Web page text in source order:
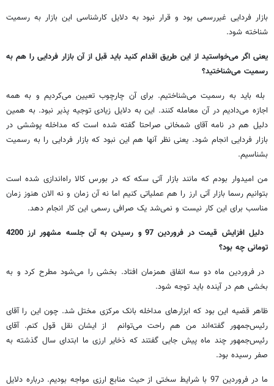
بازار فردایی غیررسمی بود و قرار نبود به دلایل کارشناسی این بازار به رسمیت
شناخته شود.
یعنی اگر می‌خواستید از این طریق اقدام کنید باید قبل از آن بازار فردایی را هم به
رسمیت می‌شناختید؟
بله باید به رسمیت می‌شناختیم. برای آن چارچوب تعیین می‌کردیم و به همه
اجازه می‌دادیم در آن معامله کنند. این به دلایل زیادی توجیه پذیر نبود. به همین
دلیل هم در نامه آقای شمخانی صراحتا گفته شده است که مداخله پوششی در
بازار فردایی انجام شود. یعنی نظر آنها هم این نبود که بازار فردایی را به رسمیت
بشناسیم.
من امیدوار بودم که مانند بازار آتی سکه که در بورس کالا راه‌اندازی شده است
بتوانیم رسما بازار آتی ارز را هم عملیاتی کنیم اما نه آن زمان و نه الان هنوز زمان
مناسب برای این کار نیست و نمی‌شد یک صرافی رسمی این کار انجام دهد.
دلیل افزایش قیمت در فروردین 97 و رسیدن به آن جلسه مشهور ارز 4200
تومانی چه بود؟
در فروردین ماه دو سه اتفاق همزمان افتاد. بخشی را می‌شود مطرح کرد و به
بخشی هم در آینده باید توجه شود.
ظاهر قضیه این بود که ابزارهای مداخله بانک مرکزی مختل شد. چون این را آقای
رئیس‌جمهور گفته‌اند من هم راحت می‌توانم از ایشان نقل قول کنم. آقای
رئیس‌جمهور چند ماه پیش جایی گفتند که ذخایر ارزی ما ابتدای سال گذشته به
صفر رسیده بود.
ما در فروردین 97 با شرایط سختی از حیث منابع ارزی مواجه بودیم. درباره دلایل